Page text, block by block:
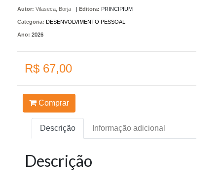
Autor: Vilaseca, Borja | Editora: PRINCIPIUM
Categoria: DESENVOLVIMENTO PESSOAL
Ano: 2026
R$ 67,00
Comprar
Descrição Informação adicional
Descrição